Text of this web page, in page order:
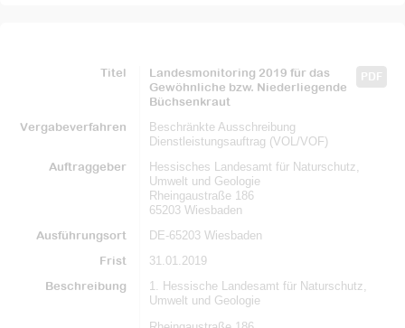
Titel PDF
Landesmonitoring 2019 für das
Gewöhnliche bzw. Niederliegende
Büchsenkraut
Vergabeverfahren
Beschränkte Ausschreibung
Dienstleistungsauftrag (VOL/VOF)
Auftraggeber
Hessisches Landesamt für Naturschutz,
Umwelt und Geologie
Rheingaustraße 186
65203 Wiesbaden
Ausführungsort
DE-65203 Wiesbaden
Frist
31.01.2019
Beschreibung
1. Hessische Landesamt für Naturschutz,
Umwelt und Geologie